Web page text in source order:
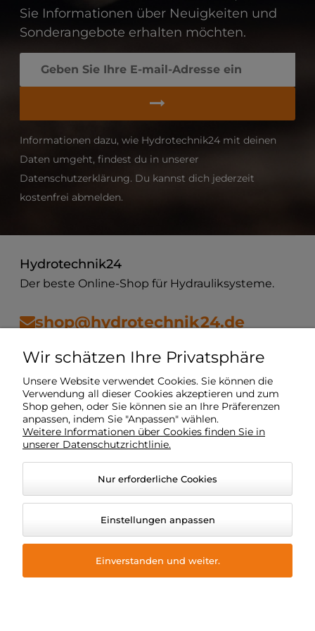
Sie Informationen über Neuigkeiten und
Sonderangebote erhalten möchten.
Informationen dazu, wie Hydrotechnik24 mit deinen
Daten umgeht, findest du in unserer
Datenschutzerklärung. Du kannst dich jederzeit
kostenfrei abmelden.
Hydrotechnik24
Der beste Online-Shop für Hydrauliksysteme.
shop@hydrotechnik24.de
Vorschriften
Mein Konto
O Unternehmen
Wir schätzen Ihre Privatsphäre
Unsere Website verwendet Cookies. Sie können die
Verwendung all dieser Cookies akzeptieren und zum
Shop gehen, oder Sie können sie an Ihre Präferenzen
anpassen, indem Sie "Anpassen" wählen.
Weitere Informationen über Cookies finden Sie in
unserer Datenschutzrichtlinie.
Nur erforderliche Cookies
Einstellungen anpassen
Einverstanden und weiter.